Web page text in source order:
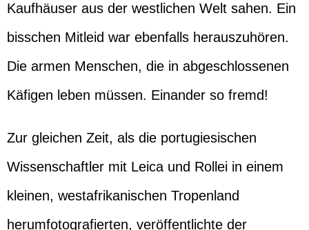
Kaufhäuser aus der westlichen Welt sahen. Ein
bisschen Mitleid war ebenfalls herauszuhören.
Die armen Menschen, die in abgeschlossenen
Käfigen leben müssen. Einander so fremd!
Zur gleichen Zeit, als die portugiesischen
Wissenschaftler mit Leica und Rollei in einem
kleinen, westafrikanischen Tropenland
herumfotografierten, veröffentlichte der